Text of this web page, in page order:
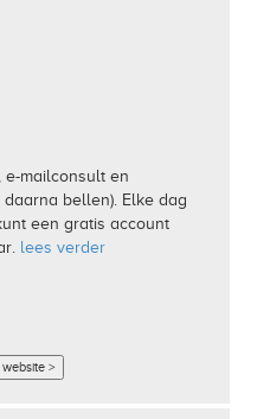
mailconsult en
bellen). Elke dag
een gratis account
lees verder
>